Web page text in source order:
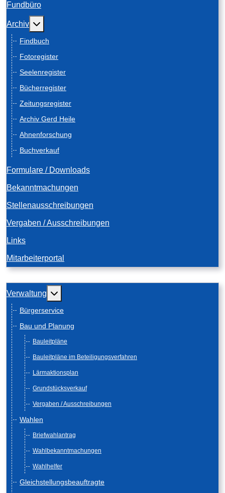
Fundbüro
Archiv Weitere Informationen: Archiv
Findbuch
Fotoregister
Seelenregister
Bücherregister
Zeitungsregister
Archiv Gerd Heile
Ahnenforschung
Buchverkauf
Formulare / Downloads
Bekanntmachungen
Stellenausschreibungen
Vergaben / Ausschreibungen
Links
Mitarbeiterportal
Verwaltung Weitere Informationen: Verwaltung
Bürgerservice
Bau und Planung
Bauleitpläne
Bauleitpläne im Beteiligungsverfahren
Lärmaktionsplan
Grundstücksverkauf
Vergaben / Ausschreibungen
Wahlen
Briefwahlantrag
Wahlbekanntmachungen
Wahlhelfer
Gleichstellungsbeauftragte